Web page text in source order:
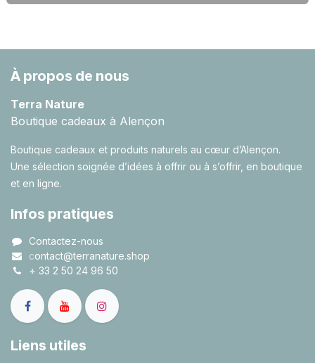
À propos de nous
Terra Nature
Boutique cadeaux à Alençon
Boutique cadeaux et produits naturels au cœur d’Alençon.
Une sélection soignée d’idées à offrir ou à s’offrir, en boutique
et en ligne.
Infos pratiques
Contactez-nous
contact@terranature.shop
+ 33 2 50 24 96 50
Liens utiles